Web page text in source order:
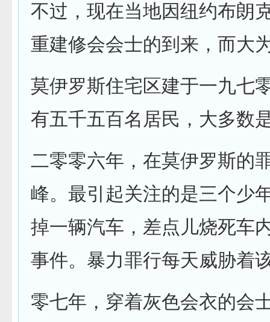
不过，现在当地因纽约布朗
重建修会会士的到来，而大
莫伊罗斯住宅区建于一九七
有五千五百名居民，大多数
二零零六年，在莫伊罗斯的
峰。最引起关注的是三个少
掉一辆汽车，差点儿烧死车
事件。暴力罪行每天威胁着
零七年，穿着灰色会衣的会